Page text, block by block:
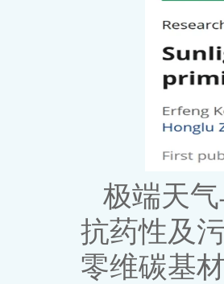
极端天
抗药性及
零维碳基